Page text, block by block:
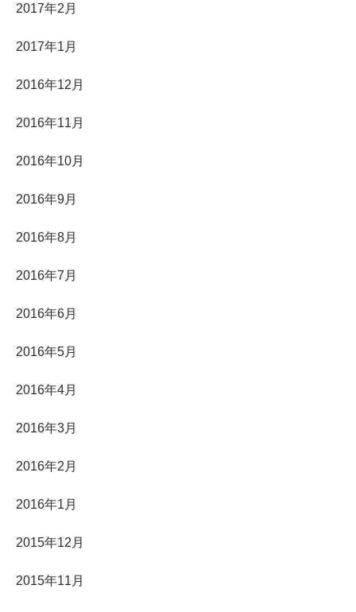
2017年2月
2017年1月
2016年12月
2016年11月
2016年10月
2016年9月
2016年8月
2016年7月
2016年6月
2016年5月
2016年4月
2016年3月
2016年2月
2016年1月
2015年12月
2015年11月